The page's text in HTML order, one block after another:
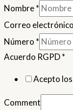
Nombre*
Correo electrónico
Número *
Acuerdo RGPD*
Acepto
Comment